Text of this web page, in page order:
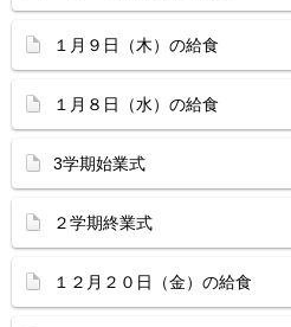
１月９日（木）の給食
１月８日（水）の給食
3学期始業式
２学期終業式
１２月２０日（金）の給食